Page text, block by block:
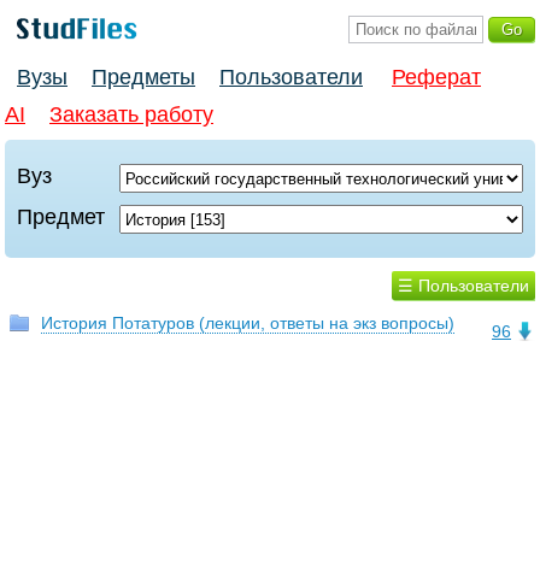
Вузы Предметы Пользователи
Реферат
AI
Заказать работу
Вуз
Предмет
☰ Пользователи
96
История Потатуров (лекции, ответы на экз вопросы)